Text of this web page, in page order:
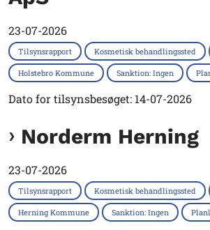
23-07-2026
Tilsynsrapport Kosmetisk behandlingssted
Holstebro Kommune Sanktion: Ingen
Dato for tilsynsbesøget: 14-07-2026
Norderm Herning
23-07-2026
Tilsynsrapport Kosmetisk behandlingssted
Herning Kommune Sanktion: Ingen